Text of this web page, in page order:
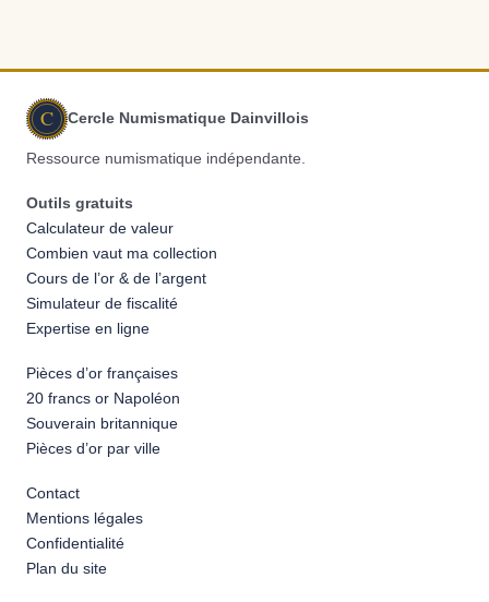
C Cercle Numismatique Dainvillois
Ressource numismatique indépendante.
Outils gratuits
Calculateur de valeur
Combien vaut ma collection
Cours de l’or & de l’argent
Simulateur de fiscalité
Expertise en ligne
Pièces d’or françaises
20 francs or Napoléon
Souverain britannique
Pièces d’or par ville
Contact
Mentions légales
Confidentialité
Plan du site